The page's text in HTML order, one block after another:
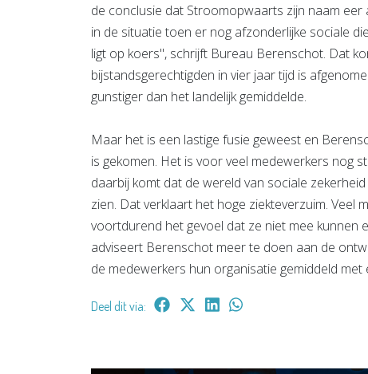
de conclusie dat Stroomopwaarts zijn naam
in de situatie toen er nog afzonderlijke sociale
ligt op koers'', schrijft Bureau Berenschot. Dat
bijstandsgerechtigden in vier jaar tijd is
gunstiger dan het landelijk gemiddelde.
Maar het is een lastige fusie geweest en
is gekomen. Het is voor veel medewerkers nog
daarbij komt dat de wereld van sociale
zien. Dat verklaart het hoge ziekteverzuim.
voortdurend het gevoel dat ze niet mee kunnen
adviseert Berenschot meer te doen aan de
de medewerkers hun organisatie gemiddeld met
Deel dit via: